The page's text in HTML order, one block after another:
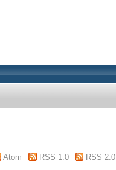
Atom RSS 1.0 RSS 2.0